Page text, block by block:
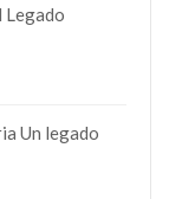
Legado
Un legado